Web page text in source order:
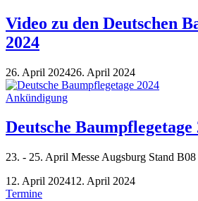
Video zu den Deutschen
2024
26. April 202426. April 2024
Ankündigung
Deutsche Baumpflegetage
23. - 25. April Messe Augsburg Stand
12. April 202412. April 2024
Termine